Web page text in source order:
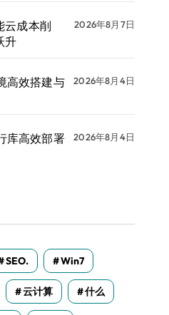
云成本削
升
2026年8月7日
高效搭建与
2026年8月4日
库高效部署
2026年8月4日
SEO. Win7
云计算 什么